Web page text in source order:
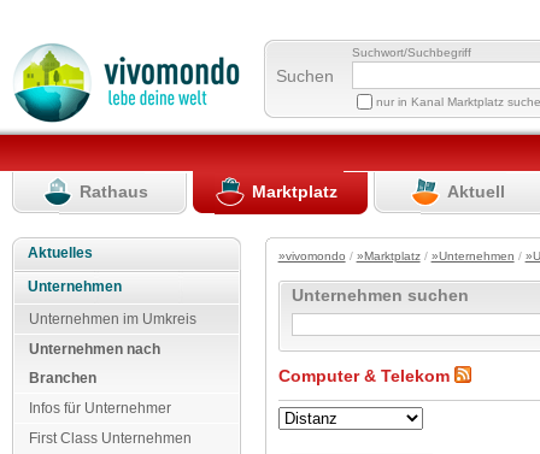
Suchen
Suchwort/Suchbegriff
nur in Kanal Marktplatz
Rathaus Marktplatz Aktuell
Aktuelles
Unternehmen
Unternehmen im Umkreis
Unternehmen nach
Branchen
Infos für Unternehmer
First Class Unternehmen
»vivomondo / »Marktplatz/ »Unternehmen /
Unternehmen suchen
Computer & Telekom